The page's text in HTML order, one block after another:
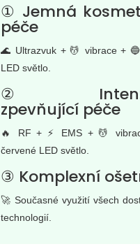
① Jemná
péče
🌊 Ultrazvuk + 💆 vibrace +
LED světlo.
②
zpevňující péče
🔥 RF + ⚡ EMS + 💆
červené LED světlo.
③ Komplexní
🚀 Současné využití všech
technologií.